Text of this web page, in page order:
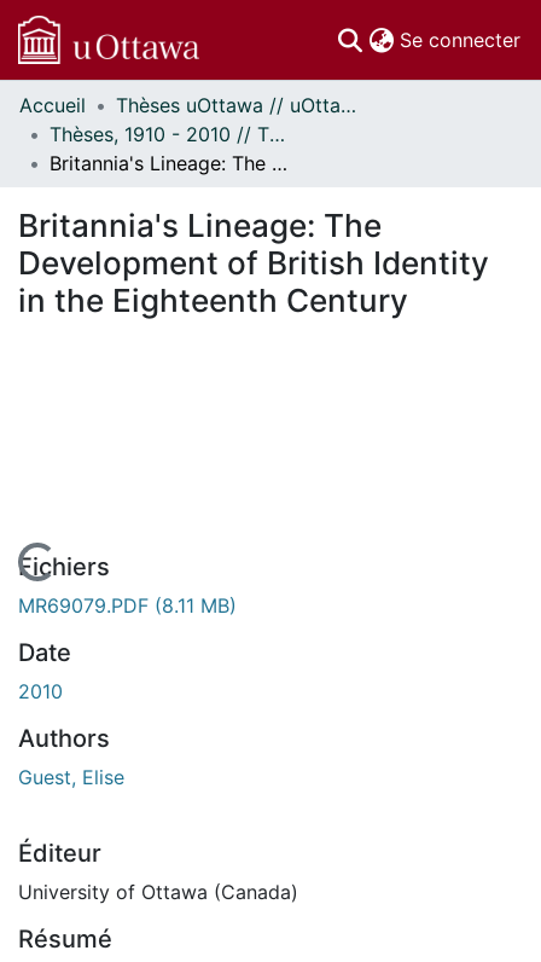
Se connecter
Communautés
et collections
Parcourir
À propos
Accueil
Thèses uOttawa // uOttawa Theses
Thèses, 1910 - 2010 // Theses, 1910 - 2010
Britannia's Lineage: The Development of British Identity in the Eighteenth Century
Britannia's Lineage: The
Development of British Identity
in the Eighteenth Century
En cours de chargement...
Fichiers
MR69079.PDF (8.11 MB)
Date
2010
Authors
Guest, Elise
Éditeur
University of Ottawa (Canada)
Résumé